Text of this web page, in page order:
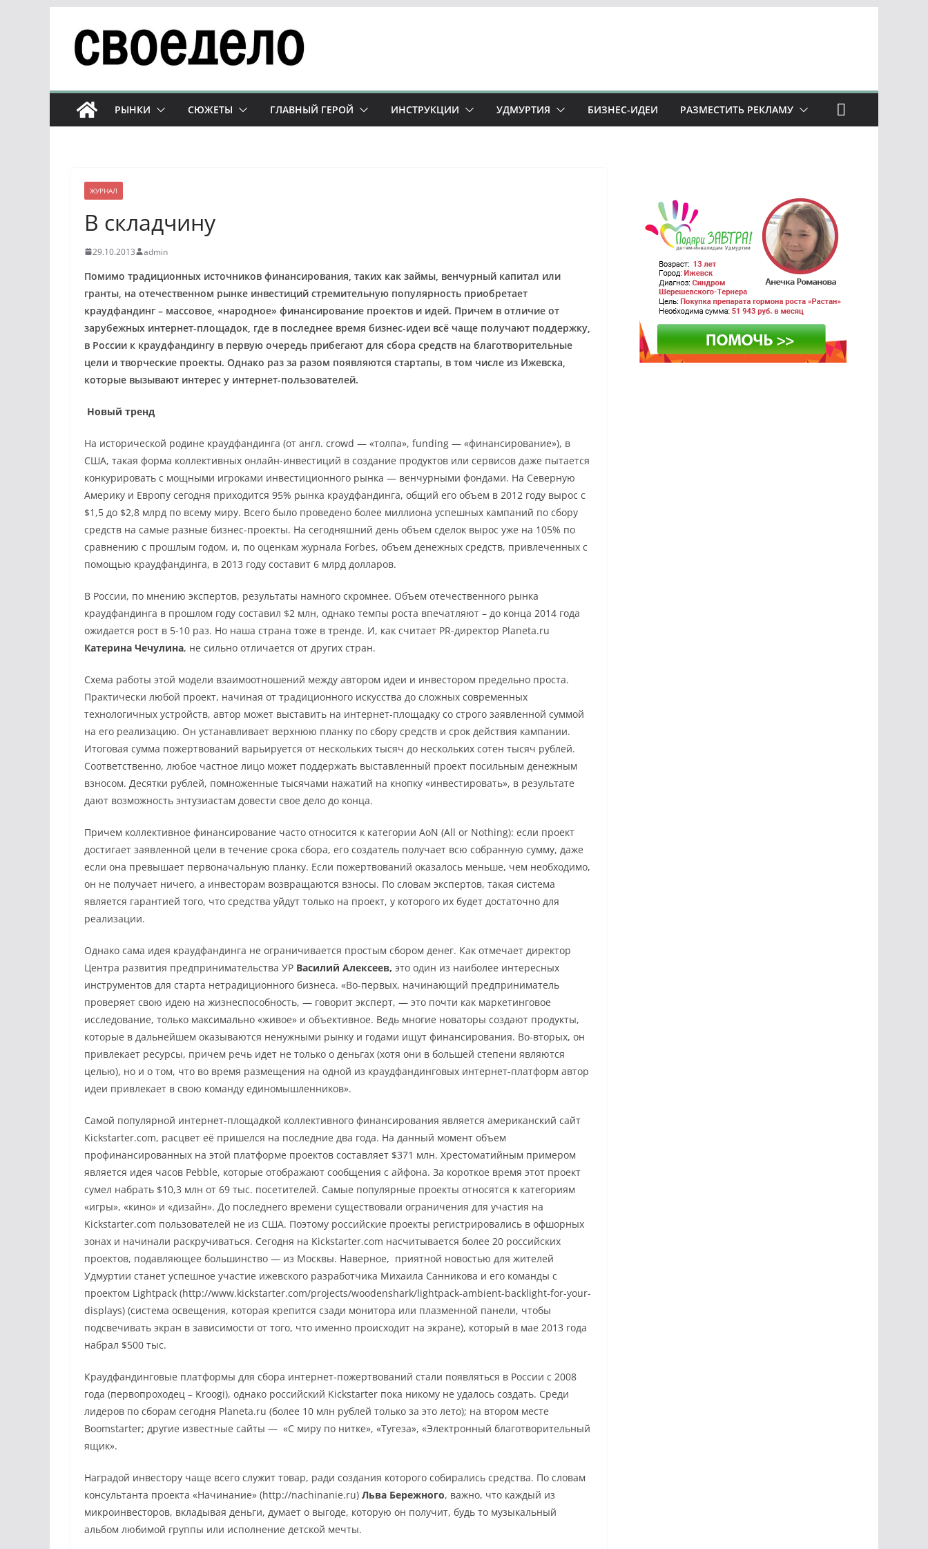
содержимому
РЫНКИ СЮЖЕТЫ ГЛАВНЫЙ ГЕРОЙ ИНСТРУКЦИИ УДМУРТИЯ БИЗНЕС-ИДЕИ РАЗМЕСТИТЬ РЕКЛАМУ
ЖУРНАЛ
В складчину
29.10.2013 admin
Помимо традиционных источников финансирования, таких как займы, венчурный капитал или
гранты, на отечественном рынке инвестиций стремительную популярность приобретает
краудфандинг – массовое, «народное» финансирование проектов и идей. Причем в отличие от
зарубежных интернет-площадок, где в последнее время бизнес-идеи всё чаще получают поддержку,
в России к краудфандингу в первую очередь прибегают для сбора средств на благотворительные
цели и творческие проекты. Однако раз за разом появляются стартапы, в том числе из Ижевска,
которые вызывают интерес у интернет-пользователей.
Новый тренд
На исторической родине краудфандинга (от англ. сrowd — «толпа», funding — «финансирование»), в
США, такая форма коллективных онлайн-инвестиций в создание продуктов или сервисов даже пытается
конкурировать с мощными игроками инвестиционного рынка — венчурными фондами. На Северную
Америку и Европу сегодня приходится 95% рынка краудфандинга, общий его объем в 2012 году вырос с
$1,5 до $2,8 млрд по всему миру. Всего было проведено более миллиона успешных кампаний по сбору
средств на самые разные бизнес-проекты. На сегодняшний день объем сделок вырос уже на 105% по
сравнению с прошлым годом, и, по оценкам журнала Forbes, объем денежных средств, привлеченных с
помощью краудфандинга, в 2013 году составит 6 млрд долларов.
В России, по мнению экспертов, результаты намного скромнее. Объем отечественного рынка
краудфандинга в прошлом году составил $2 млн, однако темпы роста впечатляют – до конца 2014 года
ожидается рост в 5-10 раз. Но наша страна тоже в тренде. И, как считает PR-директор Planeta.ru
Катерина Чечулина, не сильно отличается от других стран.
Схема работы этой модели взаимоотношений между автором идеи и инвестором предельно проста.
Практически любой проект, начиная от традиционного искусства до сложных современных
технологичных устройств, автор может выставить на интернет-площадку со строго заявленной суммой
на его реализацию. Он устанавливает верхнюю планку по сбору средств и срок действия кампании.
Итоговая сумма пожертвований варьируется от нескольких тысяч до нескольких сотен тысяч рублей.
Соответственно, любое частное лицо может поддержать выставленный проект посильным денежным
взносом. Десятки рублей, помноженные тысячами нажатий на кнопку «инвестировать», в результате
дают возможность энтузиастам довести свое дело до конца.
Причем коллективное финансирование часто относится к категории AoN (All or Nothing): если проект
достигает заявленной цели в течение срока сбора, его создатель получает всю собранную сумму, даже
если она превышает первоначальную планку. Если пожертвований оказалось меньше, чем необходимо,
он не получает ничего, а инвесторам возвращаются взносы. По словам экспертов, такая система
является гарантией того, что средства уйдут только на проект, у которого их будет достаточно для
реализации.
Однако сама идея краудфандинга не ограничивается простым сбором денег. Как отмечает директор
Центра развития предпринимательства УР Василий Алексеев, это один из наиболее интересных
инструментов для старта нетрадиционного бизнеса. «Во-первых, начинающий предприниматель
проверяет свою идею на жизнеспособность, — говорит эксперт, — это почти как маркетинговое
исследование, только максимально «живое» и объективное. Ведь многие новаторы создают продукты,
которые в дальнейшем оказываются ненужными рынку и годами ищут финансирования. Во-вторых, он
привлекает ресурсы, причем речь идет не только о деньгах (хотя они в большей степени являются
целью), но и о том, что во время размещения на одной из краудфандинговых интернет-платформ автор
идеи привлекает в свою команду единомышленников».
Самой популярной интернет-площадкой коллективного финансирования является американский сайт
Kickstarter.com, расцвет её пришелся на последние два года. На данный момент объем
профинансированных на этой платформе проектов составляет $371 млн. Хрестоматийным примером
является идея часов Pebble, которые отображают сообщения с айфона. За короткое время этот проект
сумел набрать $10,3 млн от 69 тыс. посетителей. Самые популярные проекты относятся к категориям
«игры», «кино» и «дизайн». До последнего времени существовали ограничения для участия на
Kickstarter.com пользователей не из США. Поэтому российские проекты регистрировались в офшорных
зонах и начинали раскручиваться. Сегодня на Kickstarter.com насчитывается более 20 российских
проектов, подавляющее большинство — из Москвы. Наверное, приятной новостью для жителей
Удмуртии станет успешное участие ижевского разработчика Михаила Санникова и его команды с
проектом Lightpack (http://www.kickstarter.com/projects/woodenshark/lightpack-ambient-backlight-for-your-
displays) (система освещения, которая крепится сзади монитора или плазменной панели, чтобы
подсвечивать экран в зависимости от того, что именно происходит на экране), который в мае 2013 года
набрал $500 тыс.
Краудфандинговые платформы для сбора интернет-пожертвований стали появляться в России с 2008
года (первопроходец – Kroogi), однако российский Kickstarter пока никому не удалось создать. Среди
лидеров по сборам сегодня Рlaneta.ru (более 10 млн рублей только за это лето); на втором месте
Boomstarter; другие известные сайты — «С миру по нитке», «Тугеза», «Электронный благотворительный
ящик».
Наградой инвестору чаще всего служит товар, ради создания которого собирались средства. По словам
консультанта проекта «Начинание» (http://nachinanie.ru) Льва Бережного, важно, что каждый из
микроинвесторов, вкладывая деньги, думает о выгоде, которую он получит, будь то музыкальный
альбом любимой группы или исполнение детской мечты.